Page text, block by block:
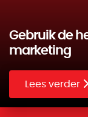
Gebruik de
marketing
Lees verder